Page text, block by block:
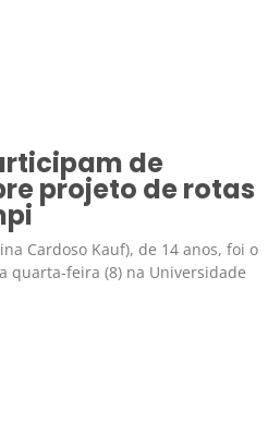
de
projeto de rotas
Cardoso Kauf), de 14 anos, foi o
quarta-feira (8) na Universidade